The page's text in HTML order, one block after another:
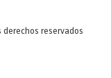
derechos reservados